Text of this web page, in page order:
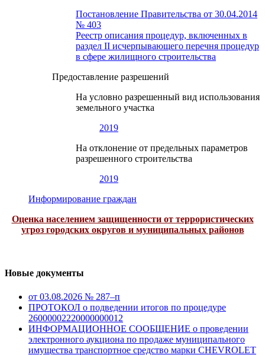
Постановление Правительства от 30.04.2014
№ 403
Реестр описания процедур, включенных в
раздел II исчерпывающего перечня процедур
в сфере жилищного строительства
Предоставление разрешений
На условно разрешенный вид использования
земельного участка
2019
На отклонение от предельных параметров
разрешенного строительства
2019
Информирование граждан
Оценка населением защищенности от террористических
угроз городских округов и муниципальных районов
Новые документы
от 03.08.2026 № 287–п
ПРОТОКОЛ о подведении итогов по процедуре
26000002220000000012
ИНФОРМАЦИОННОЕ СООБЩЕНИЕ о проведении
электронного аукциона по продаже муниципального
имущества транспортное средство марки CHEVROLET